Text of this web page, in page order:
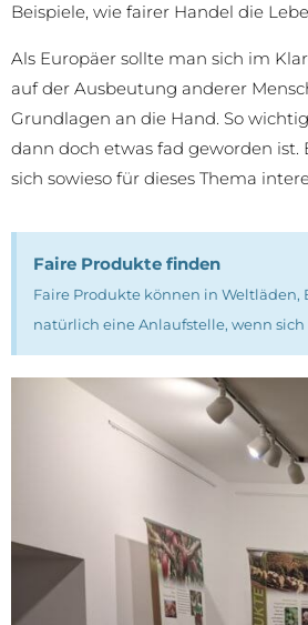
Beispiele, wie fairer Handel die
Als Europäer sollte man sich im
auf der Ausbeutung anderer
Grundlagen an die Hand. So
dann doch etwas fad geworden
sich sowieso für dieses Thema
Faire Produkte finden
Faire Produkte können in
natürlich eine Anlaufstelle, wenn